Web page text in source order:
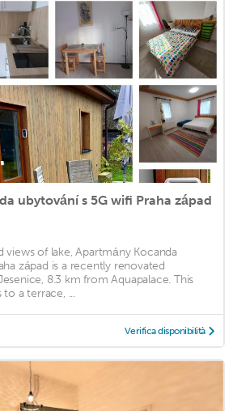
ubytování s 5G wifi Praha západ
views of lake, Apartmány Kocanda
západ is a recently renovated
8.3 km from Aquapalace. This
a terrace, ...
Verifica disponibilità